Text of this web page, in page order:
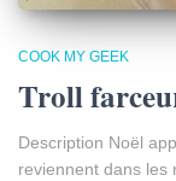
COOK MY GEEK
Troll
Description Noël
reviennent dans les